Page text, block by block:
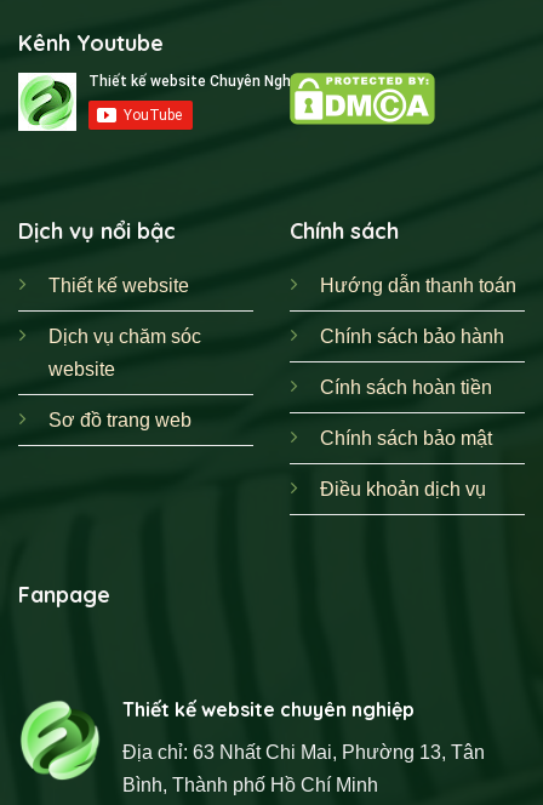
Kênh Youtube
Dịch vụ nổi bậc
Thiết kế website
Dịch vụ chăm sóc
website
Sơ đồ trang web
Chính sách
Hướng dẫn thanh toán
Chính sách bảo hành
Cính sách hoàn tiền
Chính sách bảo mật
Điều khoản dịch vụ
Fanpage
Thiết kế website chuyên nghiệp
Địa chỉ: 63 Nhất Chi Mai, Phường 13, Tân
Bình, Thành phố Hồ Chí Minh